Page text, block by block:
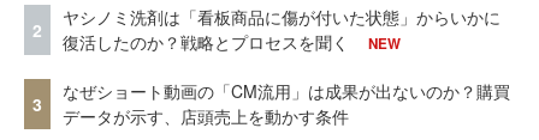
2
ヤシノミ洗剤は「看板商品に傷が付いた状態」からいかに
復活したのか？戦略とプロセスを聞く
NEW
3
なぜショート動画の「CM流用」は成果が出ないのか？購買
データが示す、店頭売上を動かす条件